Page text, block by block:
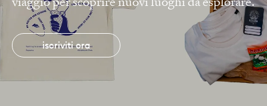
iscriviti ora